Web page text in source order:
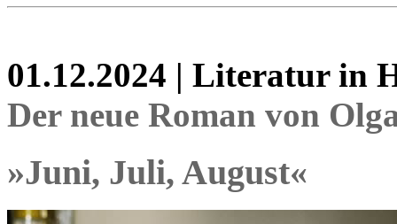
01.12.2024 | Literatur in
Der neue Roman von
»Juni, Juli, August«